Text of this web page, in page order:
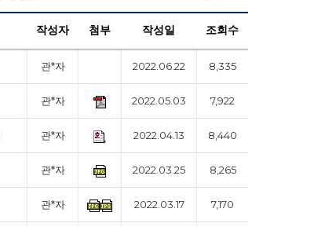
작성자 첨부 작성일 조회수
관*자 2022.06.22 8,335
관*자 2022.05.03 7,922
관*자 2022.04.13 8,440
관*자 2022.03.25 8,265
관*자 2022.03.17 7,170